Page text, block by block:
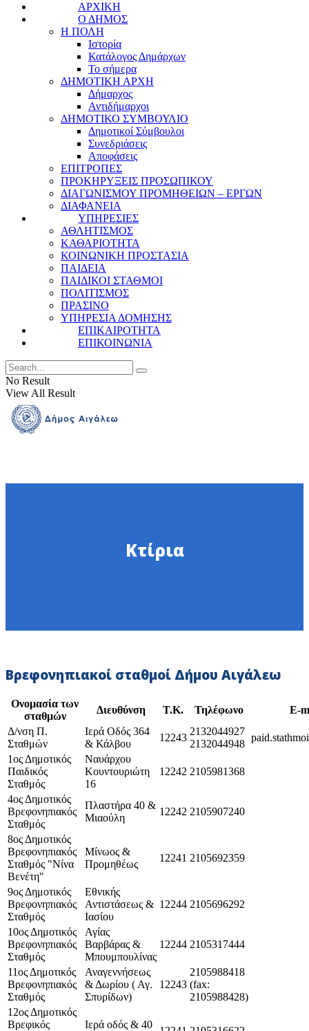
ΑΡΧΙΚΗ
Ο ΔΗΜΟΣ
Η ΠΟΛΗ
Ιστορία
Κατάλογος Δημάρχων
Το σήμερα
ΔΗΜΟΤΙΚΗ ΑΡΧΗ
Δήμαρχος
Αντιδήμαρχοι
ΔΗΜΟΤΙΚΟ ΣΥΜΒΟΥΛΙΟ
Δημοτικοί Σύμβουλοι
Συνεδριάσεις
Αποφάσεις
ΕΠΙΤΡΟΠΕΣ
ΠΡΟΚΗΡΥΞΕΙΣ ΠΡΟΣΩΠΙΚΟΥ
ΔΙΑΓΩΝΙΣΜΟΥ ΠΡΟΜΗΘΕΙΩΝ – ΕΡΓΩΝ
ΔΙΑΦΑΝΕΙΑ
ΥΠΗΡΕΣΙΕΣ
ΑΘΛΗΤΙΣΜΟΣ
ΚΑΘΑΡΙΟΤΗΤΑ
ΚΟΙΝΩΝΙΚΗ ΠΡΟΣΤΑΣΙΑ
ΠΑΙΔΕΙΑ
ΠΑΙΔΙΚΟΙ ΣΤΑΘΜΟΙ
ΠΟΛΙΤΙΣΜΟΣ
ΠΡΑΣΙΝΟ
ΥΠΗΡΕΣΙΑ ΔΟΜΗΣΗΣ
ΕΠΙΚΑΙΡΟΤΗΤΑ
ΕΠΙΚΟΙΝΩΝΙΑ
No Result
View All Result
Κτίρια
Βρεφονηπιακοί σταθμοί Δήμου Αιγάλεω
Ονομασία των
σταθμών
Διευθύνση Τ.Κ. Τηλέφωνο
E-
Δ/νση Π.
Σταθμών
Ιερά Οδός 364
& Κάλβου
12243
2132044927
2132044948
1ος Δημοτικός
Παιδικός
Σταθμός
Ναυάρχου
Κουντουριώτη
16
12242 2105981368
4ος Δημοτικός
Βρεφονηπιακός
Σταθμός
Πλαστήρα 40 &
Μιαούλη
12242 2105907240
8ος Δημοτικός
Βρεφονηπιακός
Σταθμός "Νίνα
Βενέτη"
Μίνωος &
Προμηθέως
12241 2105692359
9ος Δημοτικός
Βρεφονηπιακός
Σταθμός
Εθνικής
Αντιστάσεως &
Ιασίου
12244 2105696292
10ος Δημοτικός
Βρεφονηπιακός
Σταθμός
Αγίας
Βαρβάρας &
Μπουμπουλίνας
12244 2105317444
11ος Δημοτικός
Βρεφονηπιακός
Σταθμός
Αναγεννήσεως
& Δωρίου ( Αγ.
Σπυρίδων)
12243
2105988418
(fax:
2105988428)
12ος Δημοτικός
Βρεφικός
Ιερά οδός & 40